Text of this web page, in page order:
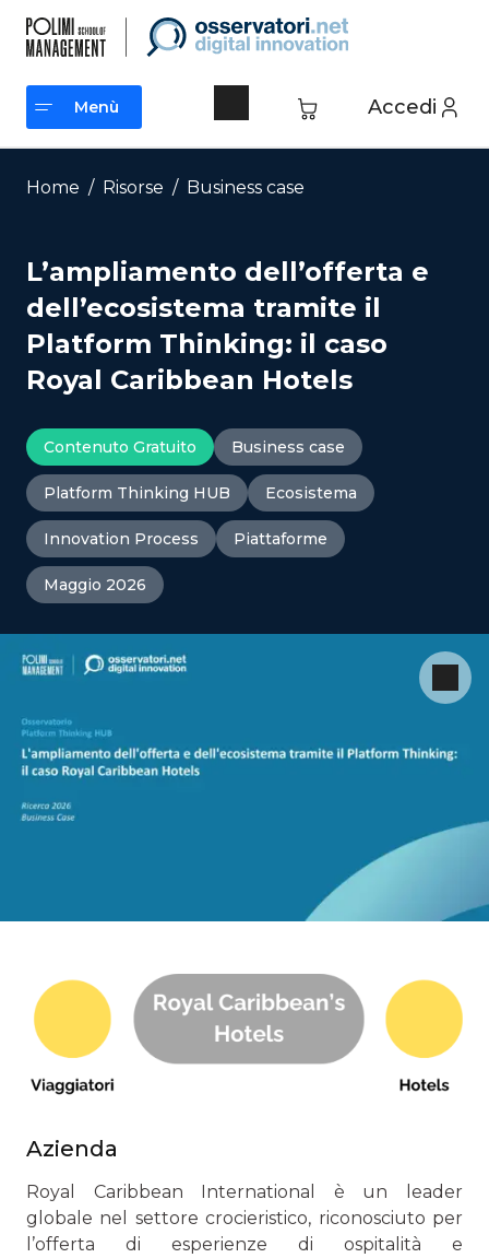
contenuto
Accedi
Menù
Menù
Home / Risorse / Business case
L’ampliamento dell’offerta e
dell’ecosistema tramite il
Platform Thinking: il caso
Royal Caribbean Hotels
Contenuto Gratuito Business case
Platform Thinking HUB Ecosistema
Innovation Process Piattaforme
Maggio 2026
Azienda
Royal Caribbean International è un leader
globale nel settore crocieristico, riconosciuto per
l’offerta di esperienze di ospitalità e